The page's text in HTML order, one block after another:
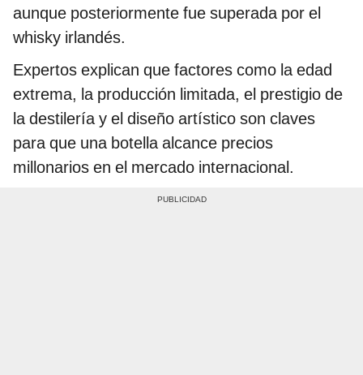
aunque posteriormente fue superada por el
whisky irlandés.
Expertos explican que factores como la edad
extrema, la producción limitada, el prestigio de
la destilería y el diseño artístico son claves
para que una botella alcance precios
millonarios en el mercado internacional.